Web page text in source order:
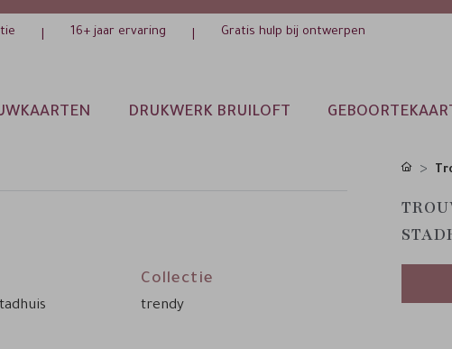
16+ jaar ervaring Gratis hulp bij ontwerpen
DRUKWERK BRUILOFT
Collectie
trendy